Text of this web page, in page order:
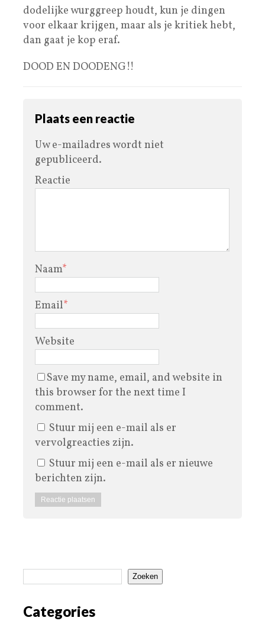
dodelijke wurggreep houdt, kun je dingen
voor elkaar krijgen, maar als je kritiek hebt,
dan gaat je kop eraf.
DOOD EN DOODENG!!
Plaats een reactie
Uw e-mailadres wordt niet
gepubliceerd.
Reactie
Naam*
Email*
Website
Save my name, email, and website in
this browser for the next time I
comment.
Stuur mij een e-mail als er
vervolgreacties zijn.
Stuur mij een e-mail als er nieuwe
berichten zijn.
Zoeken
Categories